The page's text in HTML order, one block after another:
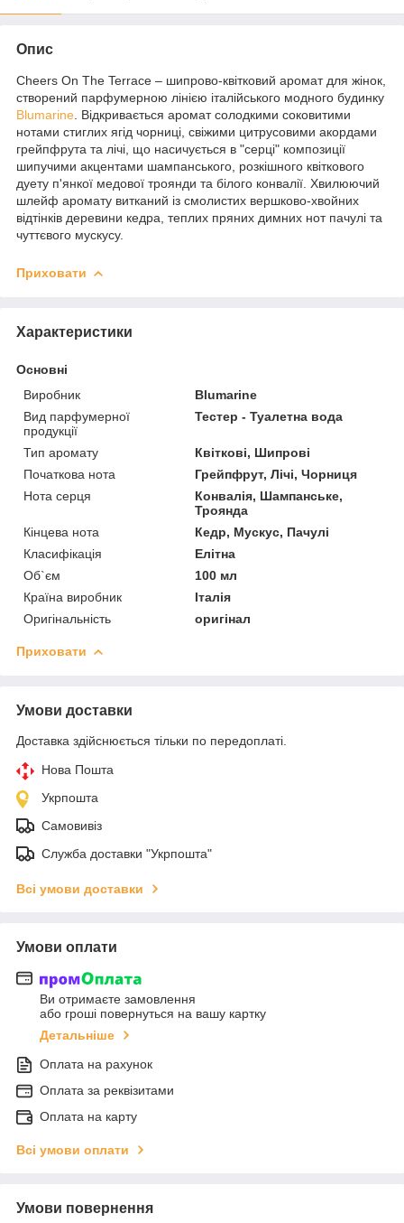
Опис
Cheers On The Terrace – шипрово-квітковий аромат для жінок,
створений парфумерною лінією італійського модного будинку
Blumarine . Відкривається аромат солодкими соковитими
нотами стиглих ягід чорниці, свіжими цитрусовими акордами
грейпфрута та лічі, що насичується в "серці" композиції
шипучими акцентами шампанського, розкішного квіткового
дуету п'янкої медової троянди та білого конвалії. Хвилюючий
шлейф аромату витканий із смолистих вершково-хвойних
відтінків деревини кедра, теплих пряних димних нот пачулі та
чуттєвого мускусу.
Приховати
Характеристики
Основні
Виробник
Blumarine
Вид парфумерної
продукції
Тестер - Туалетна вода
Тип аромату
Квіткові, Шипрові
Початкова нота
Грейпфрут, Лічі, Чорниця
Нота серця
Конвалія, Шампанське,
Троянда
Кінцева нота
Кедр, Мускус, Пачулі
Класифікація
Елітна
Об`єм
100 мл
Країна виробник
Італія
Оригінальність
оригінал
Приховати
Умови доставки
Доставка здійснюється тільки по передоплаті.
Нова Пошта
Укрпошта
Самовивіз
Служба доставки "Укрпошта"
Всі умови доставки
Умови оплати
Ви отримаєте замовлення
або гроші повернуться на вашу картку
Детальніше
Оплата на рахунок
Оплата за реквізитами
Оплата на карту
Всі умови оплати
Умови повернення